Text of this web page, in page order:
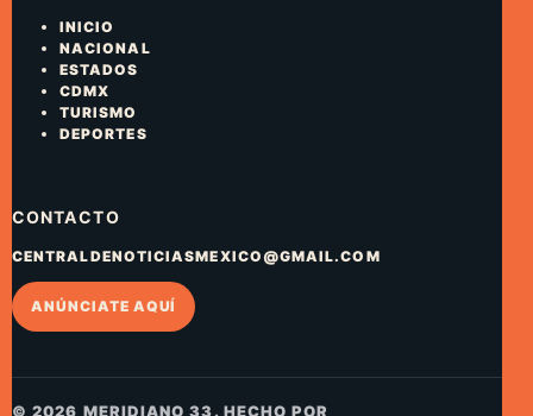
INICIO
NACIONAL
ESTADOS
CDMX
TURISMO
DEPORTES
CONTACTO
CENTRALDENOTICIASMEXICO@GMAIL.COM
ANÚNCIATE AQUÍ
© 2026 MERIDIANO 33. HECHO POR